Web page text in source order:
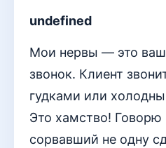
undefined
Мои нервы — это ваш
звонок. Клиент
гудками или
Это хамство! Говорю
сорвавший не одну